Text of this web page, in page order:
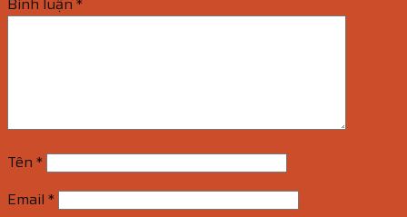
Tên *
Email *